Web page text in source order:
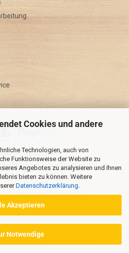
Cookies und andere
Technologien, auch von
Funktionsweise der Website zu
Angebotes zu analysieren und Ihnen
bieten zu können. Weitere
Datenschutzerklärung
Akzeptieren
Notwendige
Deutschland
kann die